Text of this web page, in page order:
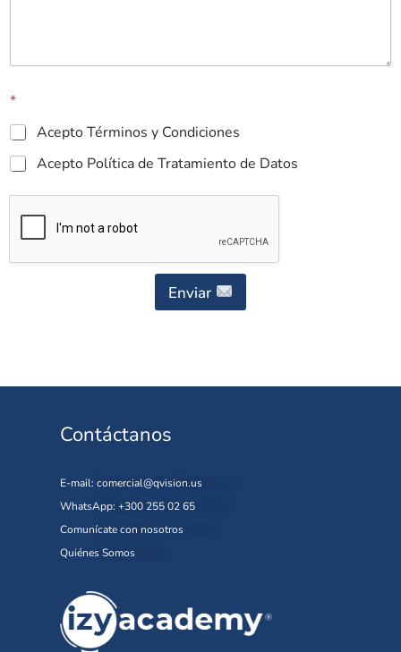
*
Acepto Términos y Condiciones
Acepto Política de Tratamiento de Datos
Enviar
Contáctanos
E-mail: comercial@qvision.us
WhatsApp: +300 255 02 65
Comunícate con nosotros
Quiénes Somos